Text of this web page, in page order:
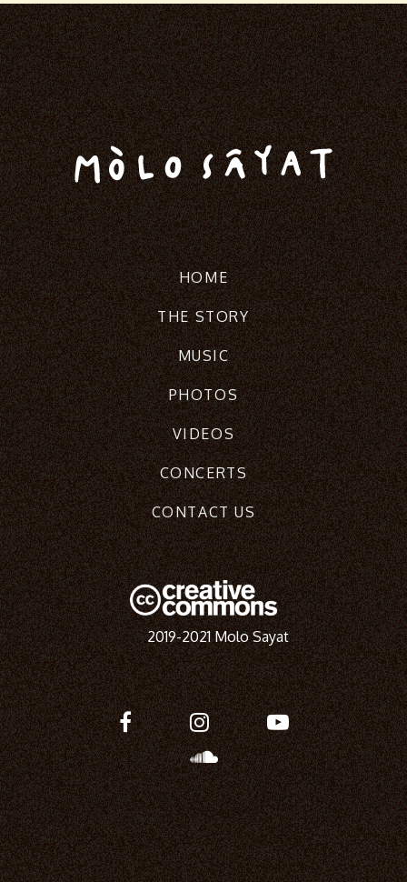
HOME
THE STORY
MUSIC
PHOTOS
VIDEOS
CONCERTS
CONTACT US
2019-2021 Molo Sayat